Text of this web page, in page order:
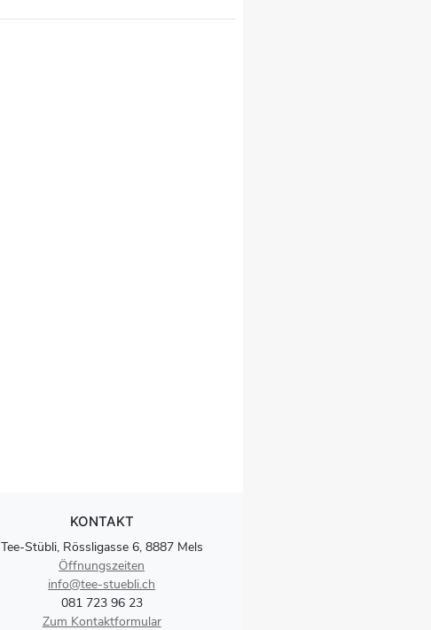
KONTAKT
Tee-Stübli, Rössligasse 6, 8887 Mels
Öffnungszeiten
info@tee-stuebli.ch
081 723 96 23
Zum Kontaktformular